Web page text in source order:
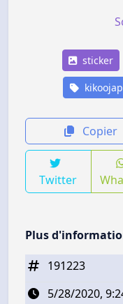
sticker
kikoojap
Copier
Twitter
Plus
191223
5/28/2020,